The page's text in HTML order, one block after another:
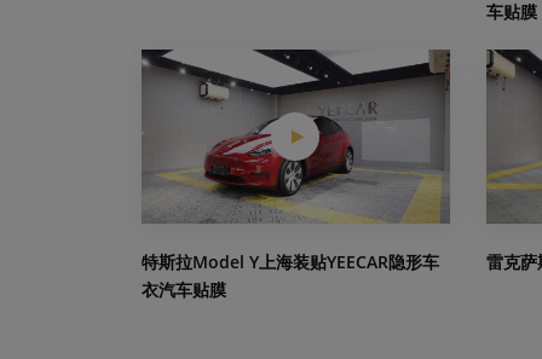
车贴膜
特斯拉Model Y上海装贴YEECAR隐形车
衣汽车贴膜
雷克萨